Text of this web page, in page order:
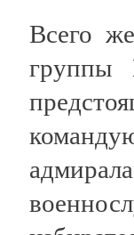
Всего
группы